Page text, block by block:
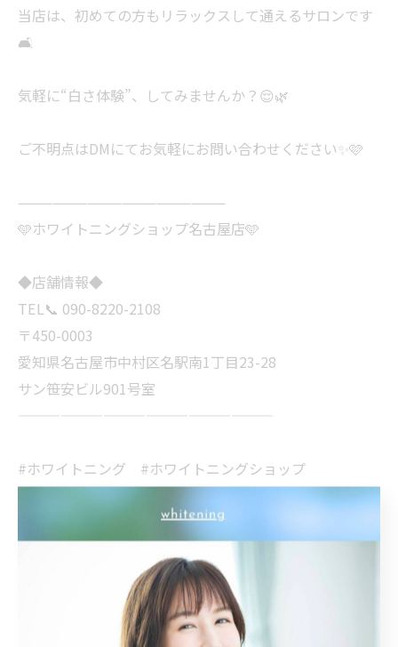
当店は、初めての方もリラックスして通えるサロンです
🛋️
気軽に“白さ体験”、してみませんか？😌🌿
ご不明点はDMにてお気軽にお問い合わせください✨🩷
——————————————————
🩵ホワイトニングショップ名古屋店🩵
◆店舗情報◆
TEL📞 090-8220-2108
〒450-0003
愛知県名古屋市中村区名駅南1丁目23-28
サン笹安ビル901号室
#ホワイトニング #ホワイトニングショップ
#ホワイトニングショップ名古屋
#名古屋ホワイトニング #whitening
#whiteningshop名古屋 #美容 #愛知
#名古屋 #名古屋駅 #美意識 #専門店
#ホワイトニング専門店 #オーラルケア
#歯科医師提携 #安心安全 #笑顔